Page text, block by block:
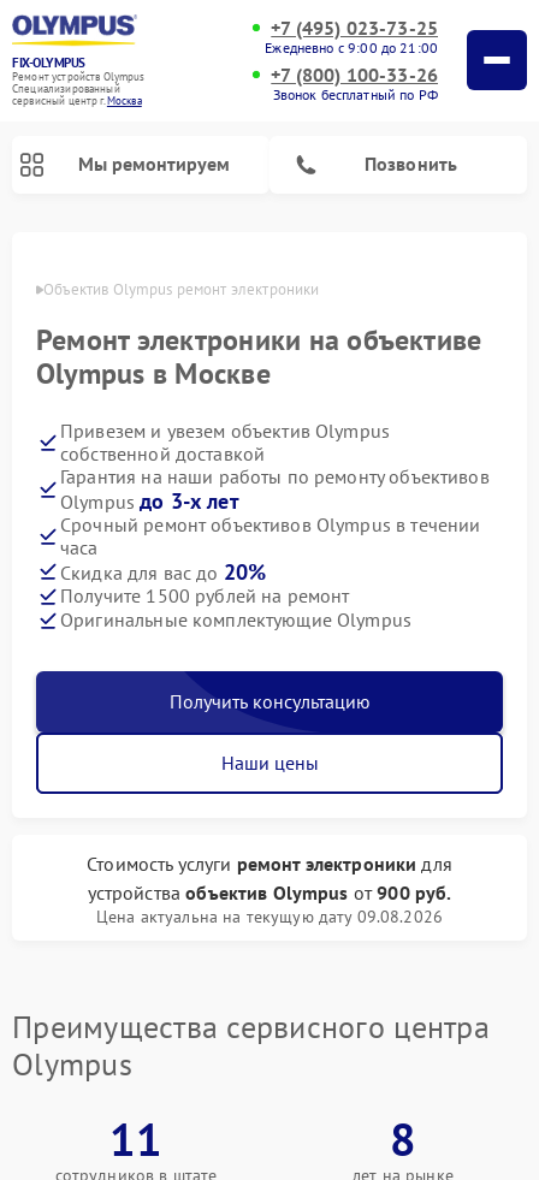
FIX-OLYMPUS
Ремонт устройств Olympus
Специализированный
cервисный центр г.Москва
+7 (495) 023-73-25
Ежедневно с 9:00 до 21:00
+7 (800) 100-33-26
Звонок бесплатный по РФ
Мы ремонтируем Позвонить
Объектив Olympus ремонт электроники
Ремонт электроники на объективе
Olympus в Москве
Привезем и увезем объектив Olympus
собственной доставкой
Гарантия на наши работы по ремонту объективов
Olympusдо 3-х лет
Срочный ремонт объективов Olympus в течении
часа
Скидка для вас до 20%
Получите 1500 рублей на ремонт
Оригинальные комплектующие Olympus
Получить консультацию
Наши цены
Стоимость услуги ремонт электроники для
устройстваобъектив Olympus от900 руб.
Цена актуальна на текущую дату 09.08.2026
Преимущества сервисного центра
Olympus
11
сотрудников в штате
8
лет на рынке